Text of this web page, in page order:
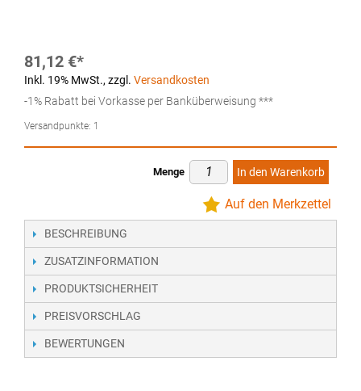
81,12 €
Inkl. 19% MwSt., zzgl. Versandkosten
-1% Rabatt bei Vorkasse per Banküberweisung ***
Versandpunkte: 1
Menge In den Warenkorb
Auf den Merkzettel
BESCHREIBUNG
ZUSATZINFORMATION
PRODUKTSICHERHEIT
PREISVORSCHLAG
BEWERTUNGEN